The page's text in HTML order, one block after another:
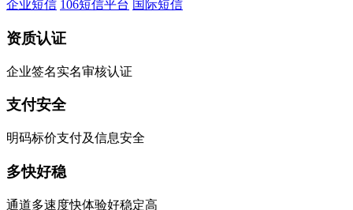
企业短信 106短信平台 国际短信
资质认证
企业签名实名审核认证
支付安全
明码标价支付及信息安全
多快好稳
通道多速度快体验好稳定高